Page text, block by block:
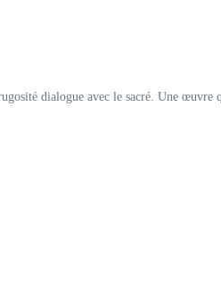
dialogue avec le sacré. Une